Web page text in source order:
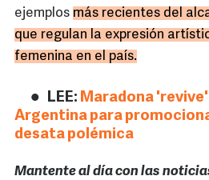
ejemplos más recientes del
que regulan la expresión
femenina en el país.
LEE: Maradona 'revive'
Argentina para
desata polémica
Mantente al día con las